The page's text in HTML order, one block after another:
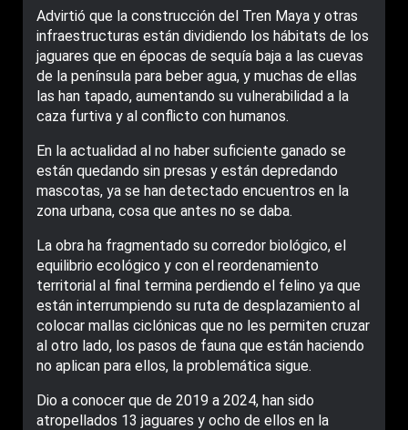
Advirtió que la construcción del Tren Maya y otras
infraestructuras están dividiendo los hábitats de los
jaguares que en épocas de sequía baja a las cuevas
de la península para beber agua, y muchas de ellas
las han tapado, aumentando su vulnerabilidad a la
caza furtiva y al conflicto con humanos.
En la actualidad al no haber suficiente ganado se
están quedando sin presas y están depredando
mascotas, ya se han detectado encuentros en la
zona urbana, cosa que antes no se daba.
La obra ha fragmentado su corredor biológico, el
equilibrio ecológico y con el reordenamiento
territorial al final termina perdiendo el felino ya que
están interrumpiendo su ruta de desplazamiento al
colocar mallas ciclónicas que no les permiten cruzar
al otro lado, los pasos de fauna que están haciendo
no aplican para ellos, la problemática sigue.
Dio a conocer que de 2019 a 2024, han sido
atropellados 13 jaguares y ocho de ellos en la